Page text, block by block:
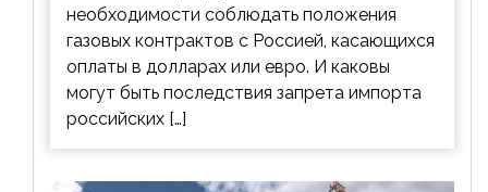
необходимости соблюдать положения
газовых контрактов с Россией, касающихся
оплаты в долларах или евро. И каковы
могут быть последствия запрета импорта
российских […]